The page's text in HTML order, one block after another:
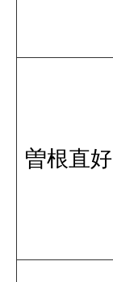
曽根直好